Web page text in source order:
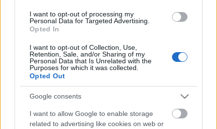
I want to opt-out of processing my
Personal Data for Targeted Advertising.
Opted In
I want to opt-out of Collection, Use,
Retention, Sale, and/or Sharing of my
Personal Data that Is Unrelated with the
Purposes for which it was collected.
Opted Out
Google consents
I want to allow Google to enable storage
related to advertising like cookies on web or
A darab azóta rendkívül sikeres a közönség körében.
Forrás: Szegediszabadtéri.hu